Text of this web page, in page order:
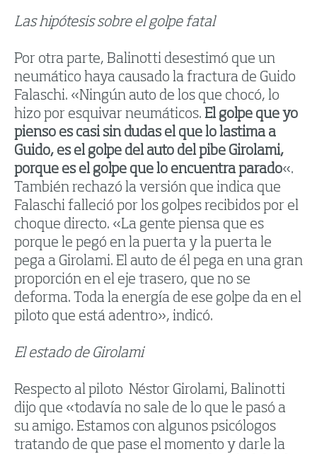
Las hipótesis sobre el golpe fatal
Por otra parte, Balinotti desestimó que un
neumático haya causado la fractura de Guido
Falaschi. «Ningún auto de los que chocó, lo
hizo por esquivar neumáticos. El golpe que yo
pienso es casi sin dudas el que lo lastima a
Guido, es el golpe del auto del pibe Girolami,
porque es el golpe que lo encuentra parado«.
También rechazó la versión que indica que
Falaschi falleció por los golpes recibidos por el
choque directo. «La gente piensa que es
porque le pegó en la puerta y la puerta le
pega a Girolami. El auto de él pega en una gran
proporción en el eje trasero, que no se
deforma. Toda la energía de ese golpe da en el
piloto que está adentro», indicó.
El estado de Girolami
Respecto al piloto Néstor Girolami, Balinotti
dijo que «todavía no sale de lo que le pasó a
su amigo. Estamos con algunos psicólogos
tratando de que pase el momento y darle la